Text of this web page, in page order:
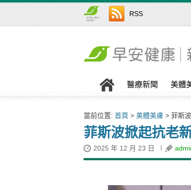
RSS
醫療新聞 美體
當前位置: 首頁 > 美體美膚 > 菲斯
菲斯波掀起抗老
2025 年 12 月 23 日